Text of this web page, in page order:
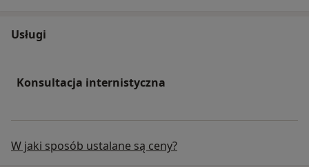
Usługi
Konsultacja internistyczna
W jaki sposób ustalane są ceny?